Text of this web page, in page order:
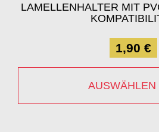
LAMELLENHALTER MIT
1,90 €
AUSWÄHLEN